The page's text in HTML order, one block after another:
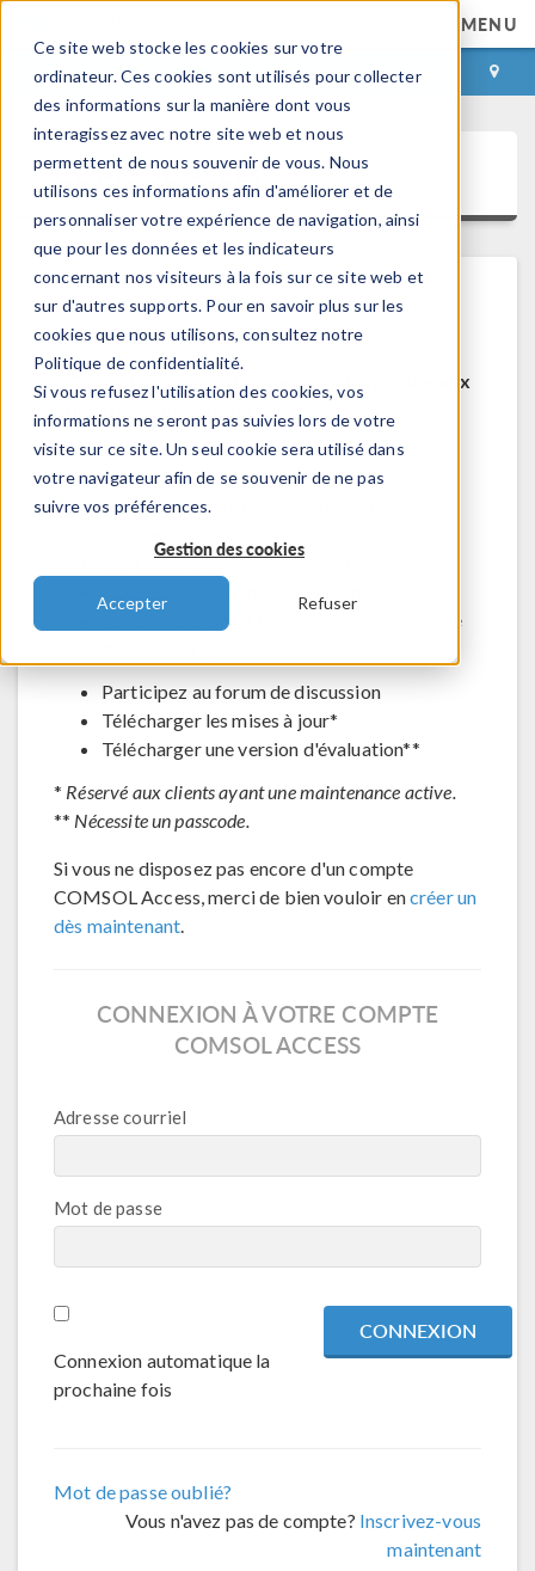
Ce site web stocke les cookies sur votre
ordinateur. Ces cookies sont utilisés pour collecter
des informations sur la manière dont vous
interagissez avec notre site web et nous
permettent de nous souvenir de vous. Nous
utilisons ces informations afin d'améliorer et de
personnaliser votre expérience de navigation, ainsi
que pour les données et les indicateurs
concernant nos visiteurs à la fois sur ce site web et
sur d'autres supports. Pour en savoir plus sur les
cookies que nous utilisons, consultez notre
Politique de confidentialité.
Si vous refusez l'utilisation des cookies, vos
informations ne seront pas suivies lors de votre
visite sur ce site. Un seul cookie sera utilisé dans
votre navigateur afin de se souvenir de ne pas
suivre vos préférences.
Gestion des cookies
Accepter Refuser
MENU
CONNEXION CONTACT
COMSOL Access
Bienvenue sur COMSOL Access
COMSOL Access est un service disponible aux
utilisateurs et contacts.
Bénéfices:
Modifier les informations de contact et de
Contacter le support technique
Voir les inscriptions aux évènements à venir
Accéder à COMSOL Exchange - partage de
Participez au forum de discussion
Télécharger les mises à jour*
Télécharger une version d'évaluation**
* Réservé aux clients ayant une maintenance active.
** Nécessite un passcode.
Si vous ne disposez pas encore d'un compte
COMSOL Access, merci de bien vouloir encréer un
dès maintenant.
CONNEXION À VOTRE COMPTE
COMSOL ACCESS
Adresse courriel
Mot de passe
Connexion automatique la
prochaine fois
Mot de passe oublié?
Vous n'avez pas de compte? Inscrivez-vous
maintenant